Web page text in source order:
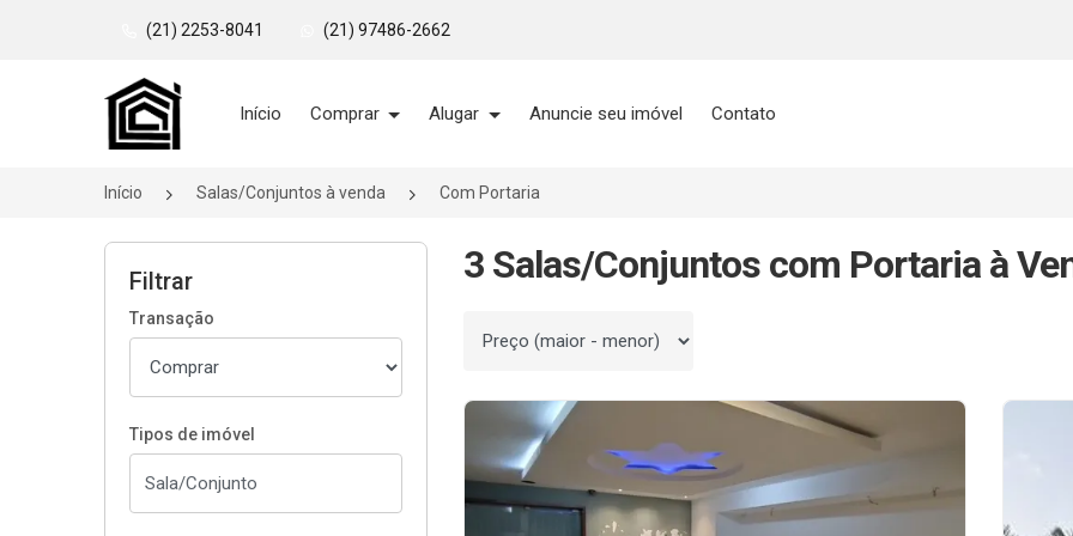
(21) 2253-8041 (21) 97486-2662
Página inicial
Início Comprar Alugar Anuncie seu imóvel Contato
Início Salas/Conjuntos à venda Com Portaria
Filtrar
Transação
Tipos de imóvel
3 Salas/Conjuntos com Portaria à
Ordenar por